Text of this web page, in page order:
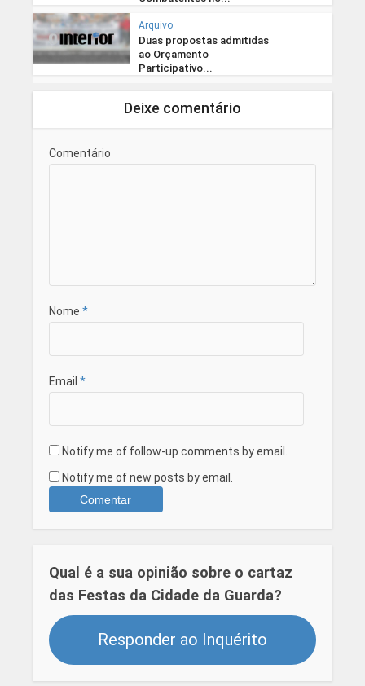
Arquivo
Duas propostas admitidas
ao Orçamento
Participativo...
Deixe comentário
Comentário
Nome *
Email *
Notify me of follow-up comments by email.
Notify me of new posts by email.
Qual é a sua opinião sobre o cartaz
das Festas da Cidade da Guarda?
Responder ao Inquérito